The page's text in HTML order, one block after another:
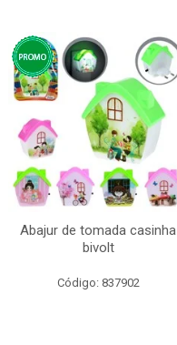
Abajur de tomada casinha
bivolt
Código: 837902